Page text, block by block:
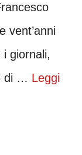
vent’anni
giornali,
di … Leggi